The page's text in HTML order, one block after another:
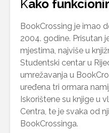
Kako
BookCrossing je imao
2004. godine. Prisutan
mjestima, najviše u
Studentski centar u
umrežavanja u
uređena tri ormara
Iskorištene su knjige u
Centra, te je svaka od
BookCrossinga.